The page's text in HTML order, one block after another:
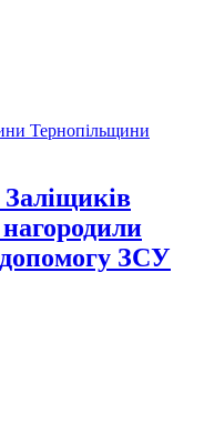
Тернопільщини
Заліщиків
ЗСУ